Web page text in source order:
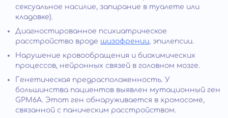
сексуальное насилие, запирание в туалете или
кладовке).
Диагностированное психиатрическое
расстройство вроде шизофрении, эпилепсии.
Нарушение кровообращения и биохимических
процессов, нейронных связей в головном мозге.
Генетическая предрасположенность. У
большинства пациентов выявлен мутационный ген
GPM6A. Этот ген обнаруживается в хромосоме,
связанной с паническим расстройством.